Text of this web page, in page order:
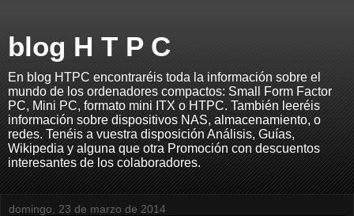
blog H T P C
En blog HTPC encontraréis toda la información sobre el
mundo de los ordenadores compactos: Small Form Factor
PC, Mini PC, formato mini ITX o HTPC. También leeréis
información sobre dispositivos NAS, almacenamiento, o
redes. Tenéis a vuestra disposición Análisis, Guías,
Wikipedia y alguna que otra Promoción con descuentos
interesantes de los colaboradores.
domingo, 23 de marzo de 2014